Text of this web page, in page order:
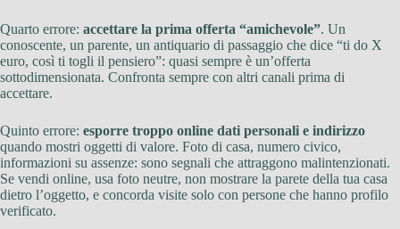
Quarto errore: accettare la prima offerta “amichevole”. Un
conoscente, un parente, un antiquario di passaggio che dice “ti do X
euro, così ti togli il pensiero”: quasi sempre è un’offerta
sottodimensionata. Confronta sempre con altri canali prima di
accettare.
Quinto errore: esporre troppo online dati personali e indirizzo
quando mostri oggetti di valore. Foto di casa, numero civico,
informazioni su assenze: sono segnali che attraggono malintenzionati.
Se vendi online, usa foto neutre, non mostrare la parete della tua casa
dietro l’oggetto, e concorda visite solo con persone che hanno profilo
verificato.